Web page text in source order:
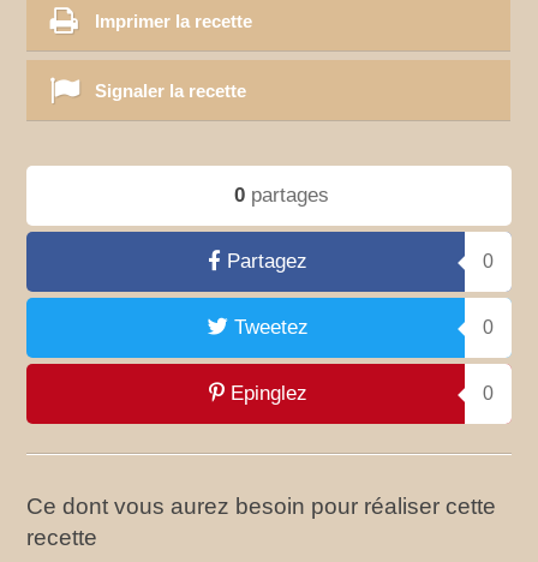
Imprimer la recette
Signaler la recette
0partages
Partagez 0
Tweetez 0
Epinglez 0
Ce dont vous aurez besoin pour réaliser cette
recette